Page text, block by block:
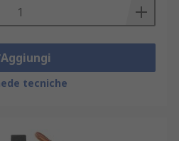
Aggiungi
tecniche